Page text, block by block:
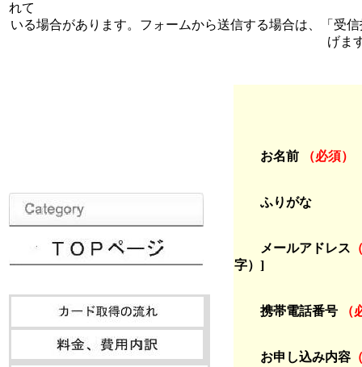
れて
いる場合があります。フォームから送信する場合は、「受
げま
お名前 （必須）
ふりがな
メールアドレス
字）]
携帯電話番号 （
お申し込み内容